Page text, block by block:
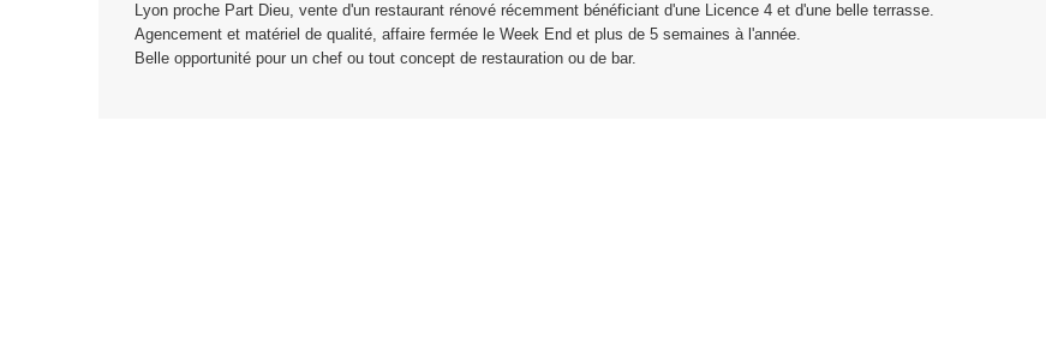
Lyon proche Part Dieu, vente d'un restaurant rénové récemment bénéficiant d'une Licence 4 et d'une belle terrasse.
Agencement et matériel de qualité, affaire fermée le Week End et plus de 5 semaines à l'année.
Belle opportunité pour un chef ou tout concept de restauration ou de bar.